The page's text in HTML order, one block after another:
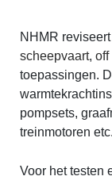
NHMR
scheepvaart, off
toepassingen.
pompsets,
treinmotoren etc.
Voor het testen